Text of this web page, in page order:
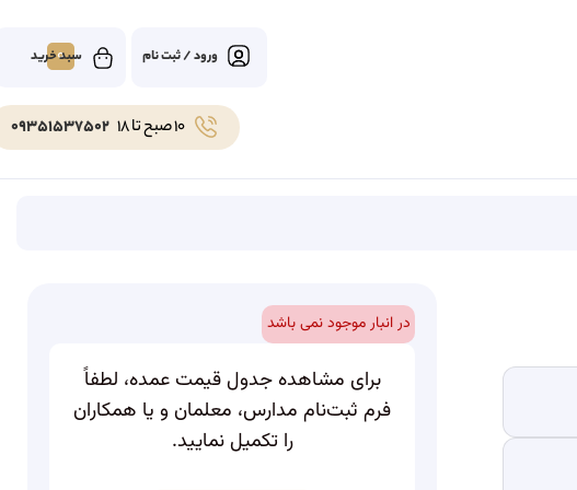
ورود / ثبت نام 0
10 صبح تا 18 09351537502
در انبار موجود نمی باشد
برای مشاهده جدول قیمت عمده، لطفاً
فرم ثبت‌نام مدارس، معلمان و یا همکاران
را تکمیل نمایید.